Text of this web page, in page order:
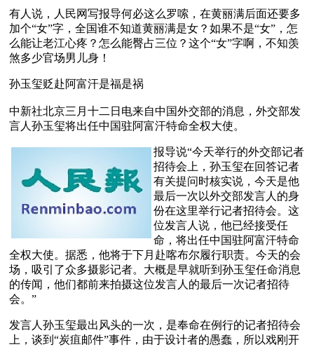
有人说，人民网写报导何必这么罗嗦，在黄丽满后面还要多
加个“女”字，全国谁不知道黄丽满是女？如果不是“女”，怎
么能让老江心疼？怎么能臀占三位？这个“女”字啊，不知羡
煞多少官场男儿身！
孙玉玺贬赴阿富汗是福是祸
中新社北京三月十二日电来自中国外交部的消息，外交部发
言人孙玉玺将出任中国驻阿富汗特命全权大使。
报导说“今天举行的外交部记者
招待会上，孙玉玺在回答记者
有关提问时核实说，今天是他
最后一次以外交部发言人的身
份在这里举行记者招待会。这
位发言人说，他已经接受任
命，将出任中国驻阿富汗特命
全权大使。据悉，他将于下月赴喀布尔履行职责。今天的会
场，吸引了众多摄影记者。大概是早就听到孙玉玺任命消息
的传闻，他们都前来拍摄这位发言人的最后一次记者招待
会。”
发言人孙玉玺最出风头的一次，是奉命在例行的记者招待会
上，谈到“炭疽邮件”事件，由于设计者的愚蠢，所以戏刚开